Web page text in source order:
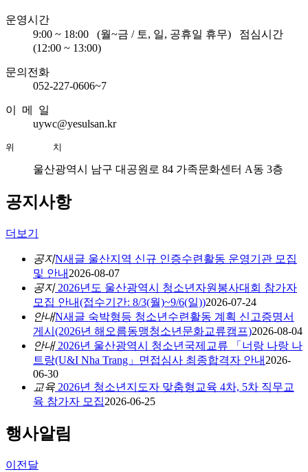
운영시간
9:00 ~ 18:00 (월~금 / 토, 일, 공휴일 휴무)
점심시간
(12:00 ~ 13:00)
문의전화
052-227-0606~7
이 메 일
uywc@yesulsan.kr
위       치
울산광역시 남구 대공원로 84 가족문화센터 A동 3층
공지사항
더보기
공지N새글 울산지역 신규 인증수련활동 운영기관 모집
및 안내 2026-08-07
공지2026년도 울산광역시 청소년자원봉사대회 참가자
모집 안내(접수기간: 8/3(월)~9/6(일))2026-07-24
안내N새글 숙박형등 청소년수련활동 계획 신고증명서
게시(2026년 해오름동맹청소년문화교류캠프)2026-08-04
안내2026년 울산광역시 청소년국제교류 「너랑 나랑 나
트랑(U&I Nha Trang」면접심사 최종합격자 안내 2026-
06-30
교육 2026년 청소년지도자 맞춤형교육 4차, 5차 직무교
육 참가자 모집2026-06-25
행사알림
이전달